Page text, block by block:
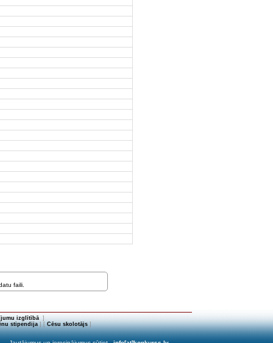
faili.
izglītībā ]
stipendija] [Cēsu skolotājs]